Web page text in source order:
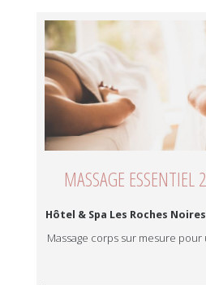
MASSAGE
Hôtel & Spa Les Roches
Massage corps sur mesure